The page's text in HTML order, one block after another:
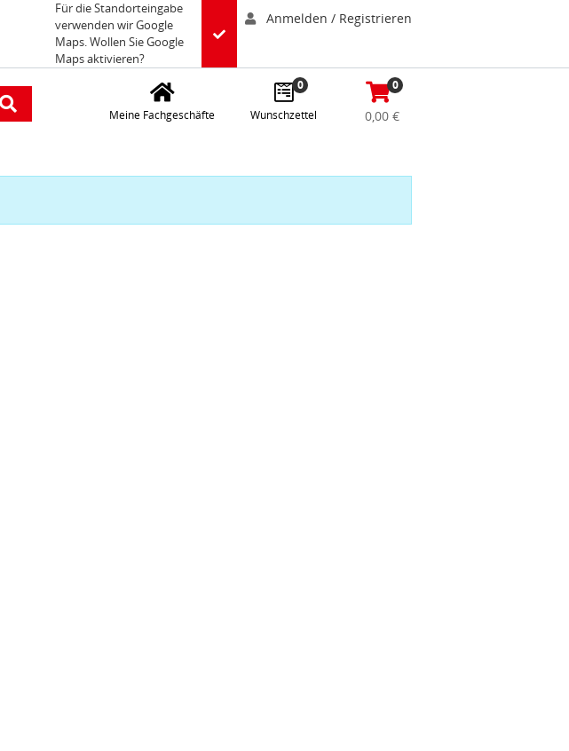
Für die Standorteingabe
verwenden wir Google
Maps. Wollen Sie Google
Maps aktivieren?
Anmelden / Registrieren
Meine Fachgeschäfte
0
Wunschzettel
0
0,00 €